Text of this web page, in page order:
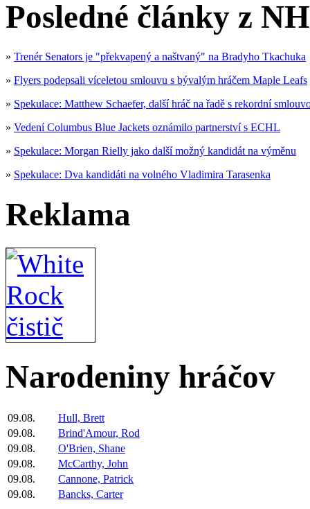
Posledné články z
» Trenér Senators je "překvapený a naštvaný" na Bradyho Tkachuka
» Flyers podepsali víceletou smlouvu s bývalým hráčem Maple Leafs
» Spekulace: Matthew Schaefer, další hráč na řadě s rekordní
» Vedení Columbus Blue Jackets oznámilo partnerství s ECHL
» Spekulace: Morgan Rielly jako další možný kandidát na výměnu
» Spekulace: Dva kandidáti na volného Vladimira Tarasenka
Reklama
Narodeniny hráčov
09.08.
Hull, Brett
09.08.
Brind'Amour, Rod
09.08.
O'Brien, Shane
09.08.
McCarthy, John
09.08.
Cannone, Patrick
09.08.
Bancks, Carter